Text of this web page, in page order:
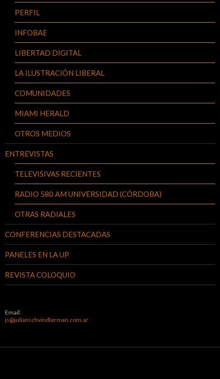
PERFIL
INFOBAE
LIBERTAD DIGITAL
LA ILUSTRACIÓN LIBERAL
COMUNIDADES
MIAMI HERALD
OTROS MEDIOS
ENTREVISTAS
TELEVISIVAS RECIENTES
RADIO 580 AM UNIVERSIDAD (CÓRDOBA)
OTRAS RADIALES
CONFERENCIAS DESTACADAS
PANELES EN LA UP
REVISTA COLOQUIO
Email:
js@julianschvindlerman.com.ar